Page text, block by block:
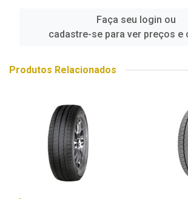
Faça seu login ou
cadastre-se para ver preços e
Produtos Relacionados